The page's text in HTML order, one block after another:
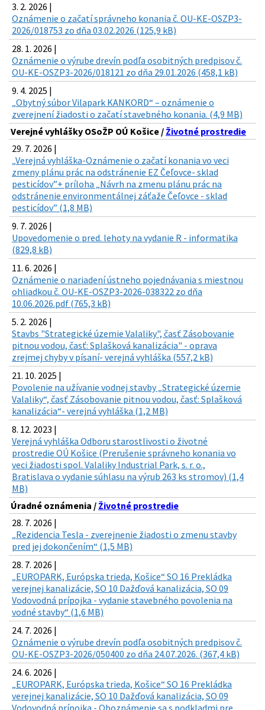
3. 2. 2026 |
Oznámenie o začatí správneho konania č. OU-KE-OSZP3-
2026/018753 zo dňa 03.02.2026 (125,9 kB)
28. 1. 2026 |
Oznámenie o výrube drevín podľa osobitných predpisov č.
OU-KE-OSZP3-2026/018121 zo dňa 29.01.2026 (458,1 kB)
9. 4. 2025 |
„Obytný súbor Vilapark KANKORD“ – oznámenie o
zverejnení žiadosti o začatí stavebného konania. (4,9 MB)
Verejné vyhlášky OSoŽP OÚ Košice / Životné prostredie
29. 7. 2026 |
„Verejná vyhláška-Oznámenie o začatí konania vo veci
zmeny plánu prác na odstránenie EZ Čeľovce- sklad
pesticídov”+ príloha „Návrh na zmenu plánu prác na
odstránenie environmentálnej záťaže Čeľovce - sklad
pesticídov” (1,8 MB)
9. 7. 2026 |
Upovedomenie o pred. lehoty na vydanie R - informatika
(829,8 kB)
11. 6. 2026 |
Oznámenie o nariadení ústneho pojednávania s miestnou
ohliadkou č. OU-KE-OSZP3-2026-038322 zo dňa
10.06.2026.pdf (765,3 kB)
5. 2. 2026 |
Stavbs "Strategické územie Valaliky", časť Zásobovanie
pitnou vodou, časť: Splašková kanalizácia" - oprava
zrejmej chyby v písaní- verejná vyhláška (557,2 kB)
21. 10. 2025 |
Povolenie na užívanie vodnej stavby „Strategické územie
Valaliky“, časť Zásobovanie pitnou vodou, časť: Splašková
kanalizácia“- verejná vyhláška (1,2 MB)
8. 12. 2023 |
Verejná vyhláška Odboru starostlivosti o životné
prostredie OÚ Košice (Prerušenie správneho konania vo
veci žiadosti spol. Valaliky Industrial Park, s. r. o.,
Bratislava o vydanie súhlasu na výrub 263 ks stromov) (1,4
MB)
Úradné oznámenia / Životné prostredie
28. 7. 2026 |
„Rezidencia Tesla - zverejnenie žiadosti o zmenu stavby
pred jej dokončením“ (1,5 MB)
28. 7. 2026 |
„EUROPARK, Európska trieda, Košice“ SO 16 Prekládka
verejnej kanalizácie, SO 10 Dažďová kanalizácia, SO 09
Vodovodná prípojka - vydanie stavebného povolenia na
vodné stavby“ (1,6 MB)
24. 7. 2026 |
Oznámenie o výrube drevín podľa osobitných predpisov č.
OU-KE-OSZP3-2026/050400 zo dňa 24.07.2026. (367,4 kB)
24. 6. 2026 |
„EUROPARK, Európska trieda, Košice“ SO 16 Prekládka
verejnej kanalizácie, SO 10 Dažďová kanalizácia, SO 09